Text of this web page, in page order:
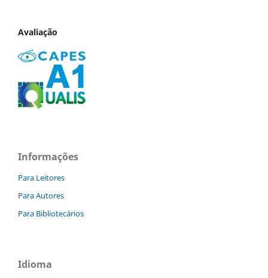
Avaliação
Informações
Para Leitores
Para Autores
Para Bibliotecários
Idioma